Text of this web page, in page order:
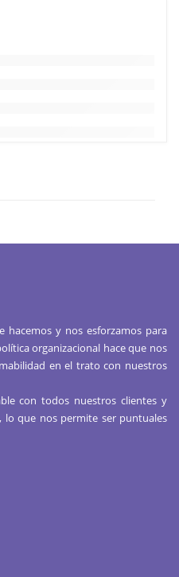
hacemos y nos esforzamos para
organizacional hace que nos
en el trato con nuestros
con todos nuestros clientes y
lo que nos permite ser puntuales